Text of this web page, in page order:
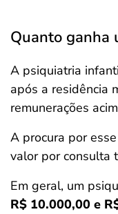
Quanto ganha
A psiquiatria
após a residência
remunerações
A procura por
valor por consulta
Em geral, um
R$ 10.000,00 e